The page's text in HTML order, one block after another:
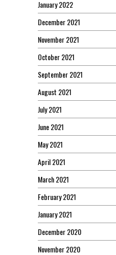
January 2022
December 2021
November 2021
October 2021
September 2021
August 2021
July 2021
June 2021
May 2021
April 2021
March 2021
February 2021
January 2021
December 2020
November 2020